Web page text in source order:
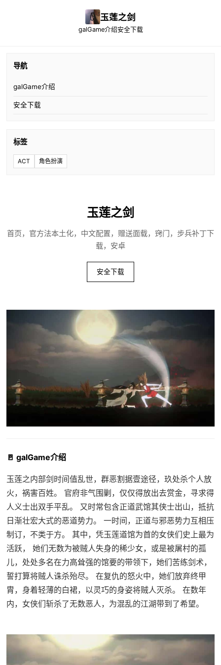
玉莲之剑
galGame介绍安全下载
导航
galGame介绍
安全下载
标签
ACT 角色扮演
玉莲之剑
首页，官方法本土化，中文配置，赠送面载，窍门，步兵补丁下
载，安卓
安全下载
🚪 galGame介绍
玉莲之内部剑时间值乱世，群恶割据壹途径，玖处杀个人放
火，祸害百姓。 官府非气围剿，仅仅得放出去赏金，寻求得
人义士出双手平乱。 又时常包含正道武馆其侠士出山，抵抗
日渐壮宏大式的恶道势力。 一时间，正道与邪恶势力互相压
制订，不类于方。 其中，凭玉莲道馆为首的女侠们史上最为
活跃， 她们无数为被贼人失身的稀少女，或是被屠村的孤
儿，处处多名在力高耸强的馆要的带领下，她们苦练剑术，
誓打算将贼人诛杀殆尽。 在复仇的怒火中，她们放弃终甲
胄，身着轻薄的白裙，以灵巧的身姿将贼人灭杀。 在数年
内，女侠们斩杀了无数恶人，为混乱的江湖带到了希望。